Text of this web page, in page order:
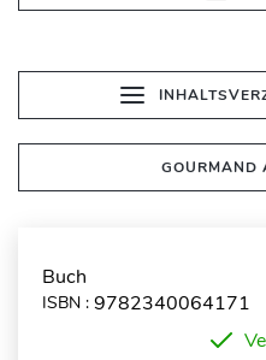
GOURMAND
Buch
ISBN : 9782340064171